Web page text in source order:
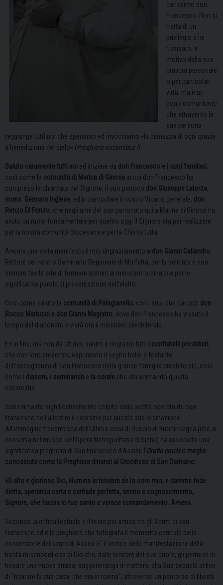
carissimo don
Francesco. Non si
tratta di un
privilegio a lui
riservato, a
motivo della sua
bravura personale
o per particolari
virtù, ma è un
dono comunitario
che attraverso la
sua persona
raggiunge tutti noi che speriamo ed invochiamo «la pienezza di ogni grazia
a benedizione del cielo» (Preghiera eucaristica I).
Saluto caramente tutti voi ad iniziare da don Francesco e i suoi familiari;
così come la comunità di Marina di Ginosa in cui don Francesco ha
compreso la chiamata del Signore, il suo parroco don Giuseppe Laterza,
mons. Gennaro Inglese, ed in particolare il nostro Vicario generale, don
Renzo Di Fonzo, che negli anni del suo parrocato qui a Marina di Ginosa ha
avuto un ruolo fondamentale per quanto oggi il Signore sta per realizzare
per la nostra comunità diocesana e per la Chiesa tutta.
Ancora una volta manifesto il mio ringraziamento a don Gianni Caliandro,
Rettore del nostro Seminario Regionale di Molfetta, per la delicata e non
sempre facile arte di formare uomini al ministero ordinato e per le
significative parole di presentazione dell’eletto.
Così come saluto la comunità di Palagianello, con i suoi due parroci: don
Rocco Martucci e don Gianni Magistro, dove don Francesco ha vissuto il
tempo del diaconato e vivrà ora il ministero presbiterale.
Ed in fine, ma non da ultimo, saluto e ringrazio tutti i confratelli presbiteri,
che con loro presenza, esprimono il segno bello e festante
dell’accoglienza di don Francesco nella grande famiglia presbiterale, così
come i diaconi, i seminaristi e la corale che sta animando questa
eucarestia.
Sono rimasto significativamente colpito dalla scelta operata da don
Francesco nell’allestire il ricordino per questa sua ordinazione.
All’immagine trecentesca dell’Ultima cena di Duccio di Buoninsegna (che si
conserva nel museo dell’Opera Metropolitana di Siena) ha associato una
significativa preghiera di San Francesco d’Assisi, l’Oratio cruciso meglio
conosciuta come la Preghiera dinanzi al Crocifisso di San Damiano:
«O alto e glorioso Dio, illumina le tenebre de lo core mio, e damme fede
diritta, speranza certa e caritade perfetta, senno e cognoscimento,
Signore, che faccia lo tuo santo e verace comandamento. Amen».
Secondo la critica testuale è il testo più antico tra gli Scritti di san
Francesco ed è la preghiera che fotografa il momento centrale della
conversione del santo di Assisi. E’ il vertice della manifestazione della
bontà misericordiosa di Dio che, dalle tenebre del suo cuore, gli permise di
trovare una nuova strada, suggerendogli di mettersi alla Sua sequela al fine
di “riparare la sua casa, che era in rovina”, attraverso un percorso di libertà